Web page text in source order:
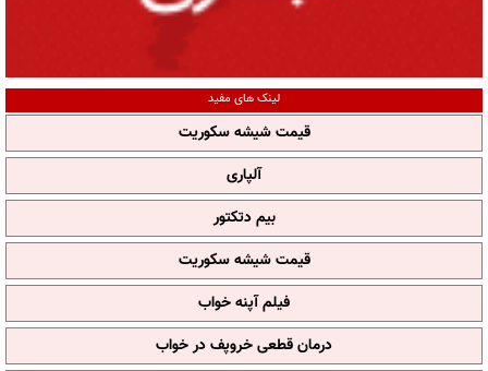
لینک های مفید
قیمت شیشه سکوریت
آلپاری
بیم دتکتور
قیمت شیشه سکوریت
فیلم آپنه خواب
درمان قطعی خروپف در خواب